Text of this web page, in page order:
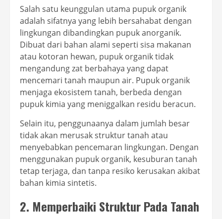
Salah satu keunggulan utama pupuk organik
adalah sifatnya yang lebih bersahabat dengan
lingkungan dibandingkan pupuk anorganik.
Dibuat dari bahan alami seperti sisa makanan
atau kotoran hewan, pupuk organik tidak
mengandung zat berbahaya yang dapat
mencemari tanah maupun air. Pupuk organik
menjaga ekosistem tanah, berbeda dengan
pupuk kimia yang meniggalkan residu beracun.
Selain itu, penggunaanya dalam jumlah besar
tidak akan merusak struktur tanah atau
menyebabkan pencemaran lingkungan. Dengan
menggunakan pupuk organik, kesuburan tanah
tetap terjaga, dan tanpa resiko kerusakan akibat
bahan kimia sintetis.
2. Memperbaiki Struktur Pada Tanah